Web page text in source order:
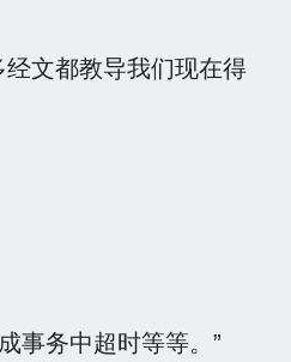
经文都教导我们现在得
事务中超时等等。”